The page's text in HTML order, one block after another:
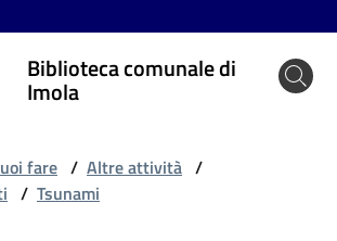
Biblioteca comunale di
Imola
fare / Altre attività /
/ Tsunami